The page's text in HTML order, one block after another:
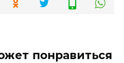
понравиться